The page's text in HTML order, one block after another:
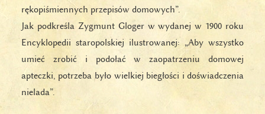
rękopiśmiennych przepisów domowych”.
Jak podkreśla Zygmunt Gloger w wydanej w 1900 roku
Encyklopedii staropolskiej ilustrowanej: „Aby wszystko
umieć zrobić i podołać w zaopatrzeniu domowej
apteczki, potrzeba było wielkiej biegłości i doświadczenia
nielada”.